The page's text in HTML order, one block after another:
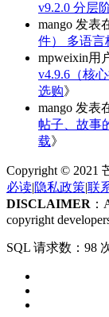
v9.2.0 分层
mango 发表
件） 多语言
mpweixin用
v4.9.6（核
选购》
mango 发表
帖子、故事
载》
Copyright © 2021
必读|隐私政策|联
DISCLAIMER
copyright
SQL 请求数：98